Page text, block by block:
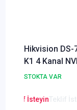
Hikvision DS-
K1 4 Kanal
Kamera Kayıt
STOKTA VAR
Teklif İsteyin Teklif